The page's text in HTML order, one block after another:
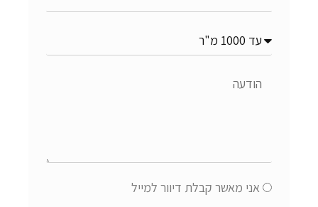
נושא
הפנייה
הודעה
אישוראני מאשר קבלת דיוור למייל